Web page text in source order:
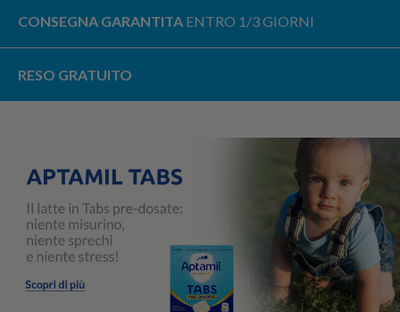
CONSEGNA GARANTITA ENTRO 1/3 GIORNI
RESO GRATUITO